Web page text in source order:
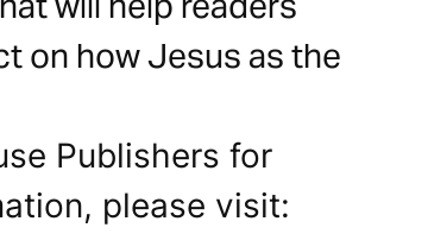
on how Jesus as the
Publishers for
please visit: